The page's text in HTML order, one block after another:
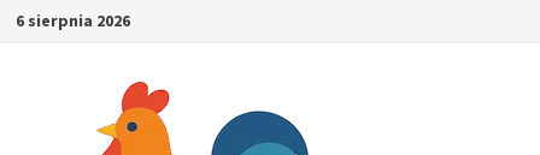
Skip6 sierpnia 2026